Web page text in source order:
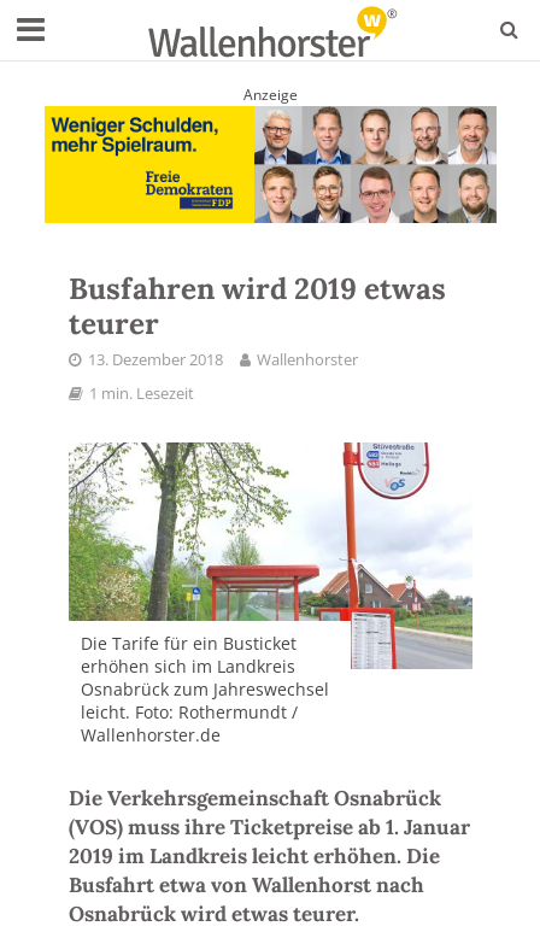
Anzeige
Busfahren wird 2019 etwas
teurer
13. Dezember 2018
Wallenhorster
1 min. Lesezeit
Die Tarife für ein Busticket
erhöhen sich im Landkreis
Osnabrück zum Jahreswechsel
leicht. Foto: Rothermundt /
Wallenhorster.de
Die Verkehrsgemeinschaft Osnabrück
(VOS) muss ihre Ticketpreise ab 1. Januar
2019 im Landkreis leicht erhöhen. Die
Busfahrt etwa von Wallenhorst nach
Osnabrück wird etwas teurer.